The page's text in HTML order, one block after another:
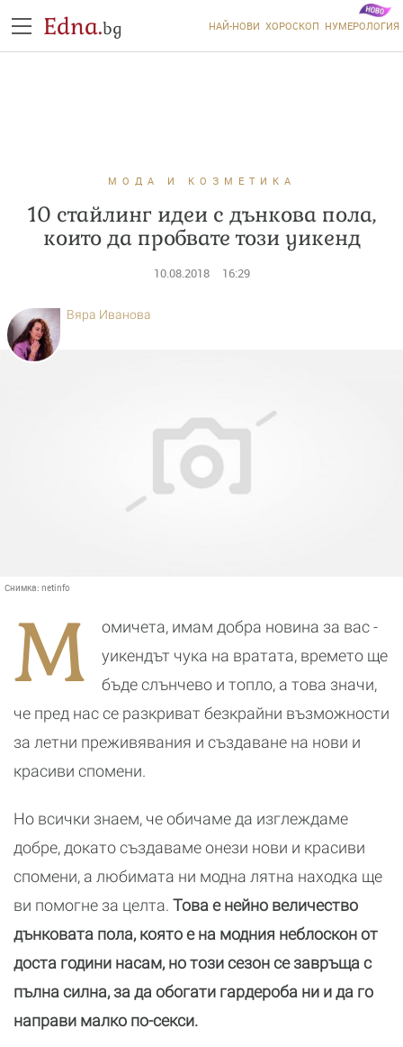
Edna.bg НАЙ-НОВИ ХОРОСКОП НУМЕРОЛОГИЯ
МОДА И КОЗМЕТИКА
10 стайлинг идеи с дънкова пола,
които да пробвате този уикенд
10.08.2018 16:29
Снимка: netinfo
Вяра Иванова
М
омичета, имам добра новина за вас -
уикендът чука на вратата, времето ще
бъде слънчево и топло, а това значи,
че пред нас се разкриват безкрайни възможности
за летни преживявания и създаване на нови и
красиви спомени.
Но всички знаем, че обичаме да изглеждаме
добре, докато създаваме онези нови и красиви
спомени, а любимата ни модна лятна находка ще
ви помогне за целта. Това е нейно величество
дънковата пола, която е на модния неблоскон от
доста години насам, но този сезон се завръща с
пълна силна, за да обогати гардероба ни и да го
направи малко по-секси.